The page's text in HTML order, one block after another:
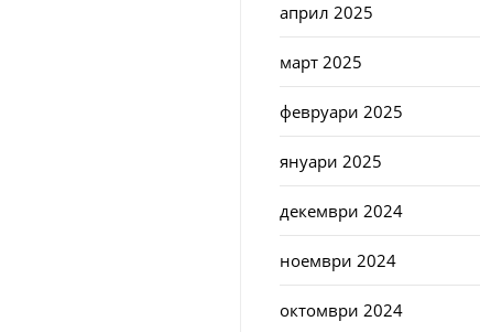
април 2025
март 2025
февруари 2025
януари 2025
декември 2024
ноември 2024
октомври 2024